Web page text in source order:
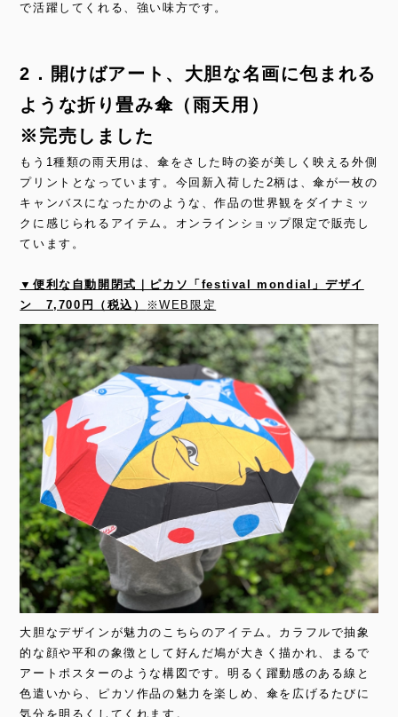
で活躍してくれる、強い味方です。
2．開けばアート、大胆な名画に包まれる
ような折り畳み傘（雨天用）
※完売しました
もう1種類の雨天用は、傘をさした時の姿が美しく映える外側
プリントとなっています。今回新入荷した2柄は、傘が一枚の
キャンバスになったかのような、作品の世界観をダイナミッ
クに感じられるアイテム。オンラインショップ限定で販売し
ています。
▼便利な自動開閉式｜ピカソ「festival mondial」デザイ
ン 7,700円（税込）
※WEB限定
大胆なデザインが魅力のこちらのアイテム。カラフルで抽象
的な顔や平和の象徴として好んだ鳩が大きく描かれ、まるで
アートポスターのような構図です。明るく躍動感のある線と
色遣いから、ピカソ作品の魅力を楽しめ、傘を広げるたびに
気分を明るくしてくれます。